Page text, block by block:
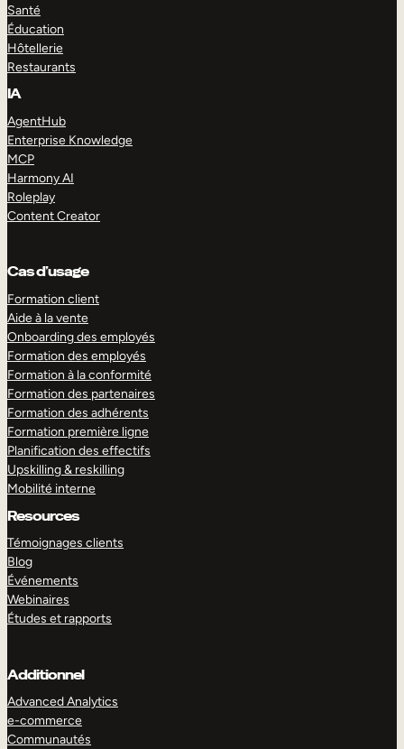
Santé
Éducation
Hôtellerie
Restaurants
IA
AgentHub
Enterprise Knowledge
MCP
Harmony AI
Roleplay
Content Creator
Cas d’usage
Formation client
Aide à la vente
Onboarding des employés
Formation des employés
Formation à la conformité
Formation des partenaires
Formation des adhérents
Formation première ligne
Planification des effectifs
Upskilling & reskilling
Mobilité interne
Resources
Témoignages clients
Blog
Événements
Webinaires
Études et rapports
Additionnel
Advanced Analytics
e-commerce
Communautés